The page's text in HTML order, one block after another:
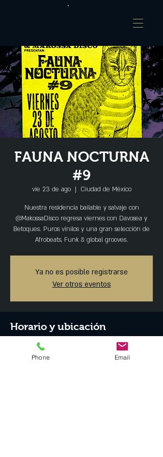
FAUNA NOCTURNA
#9
vie 23 de ago
  |
Ciudad de México
Nuestra residencia bailable y salvaje con
@MakossaDisco regresa viernes con Davosea y
Betoques. Puros vinilos y una gran selección de
Afrobeats, Funk & global grooves.
Ya no es posible registrarse
Ver otros eventos
Horario y ubicación
23 ago 2024, 9:30 p.m. – 24 ago 2024, 1:30 a.m.
Ciudad de México, Tonalá 23, Roma Nte.,
Phone Email